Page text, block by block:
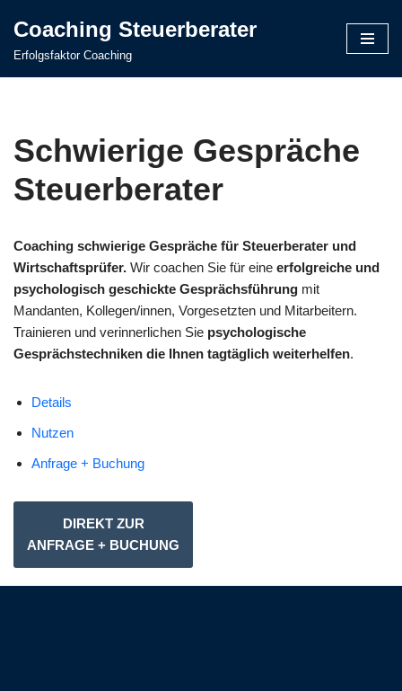
Zum
Coaching Steuerberater
Erfolgsfaktor Coaching
Schwierige Gespräche
Steuerberater
Coaching schwierige Gespräche für Steuerberater und
Wirtschaftsprüfer. Wir coachen Sie für eine erfolgreiche und
psychologisch geschickte Gesprächsführung mit
Mandanten, Kollegen/innen, Vorgesetzten und Mitarbeitern.
Trainieren und verinnerlichen Sie psychologische
Gesprächstechniken die Ihnen tagtäglich weiterhelfen.
Details
Nutzen
Anfrage + Buchung
DIREKT ZUR
ANFRAGE + BUCHUNG